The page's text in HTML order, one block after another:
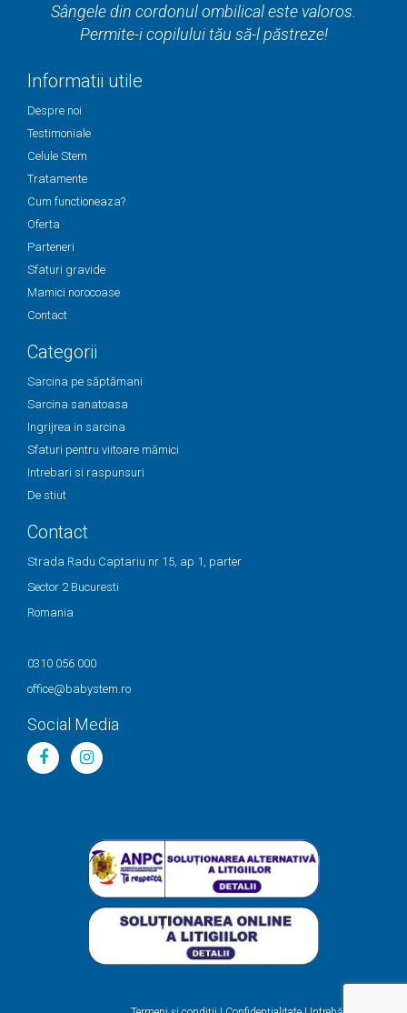
Sângele din cordonul ombilical este valoros.
Permite-i copilului tău să-l păstreze!
Informatii utile
Despre noi
Testimoniale
Celule Stem
Tratamente
Cum functioneaza?
Oferta
Parteneri
Sfaturi gravide
Mamici norocoase
Contact
Categorii
Sarcina pe săptămani
Sarcina sanatoasa
Ingrijrea in sarcina
Sfaturi pentru viitoare mămici
Intrebari si raspunsuri
De stiut
Contact
Strada Radu Captariu nr 15, ap 1, parter
Sector 2 Bucuresti
Romania
0310 056 000
office@babystem.ro
Social Media